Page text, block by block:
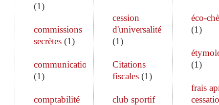
(1)
commissions
secrètes (1)
communication
(1)
comptabilité
cession
d'universalité
(1)
Citations
fiscales(1)
club sportif
éco-
(1)
(1)
frais